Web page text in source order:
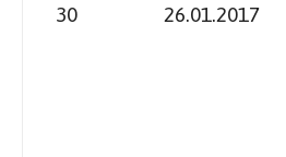
30 26.01.2017